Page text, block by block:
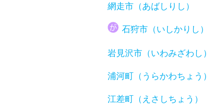
網走市（あばしりし）
石狩市（いしかりし）
岩見沢市（いわみざわし）
浦河町（うらかわちょう）
江差町（えさしちょう）